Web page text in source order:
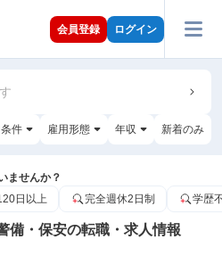
会員登録 ログイン
件 雇用形態 年収 新着のみ
ませんか？
日以上 完全週休2日制 学歴
備・保安の転職・求人情報